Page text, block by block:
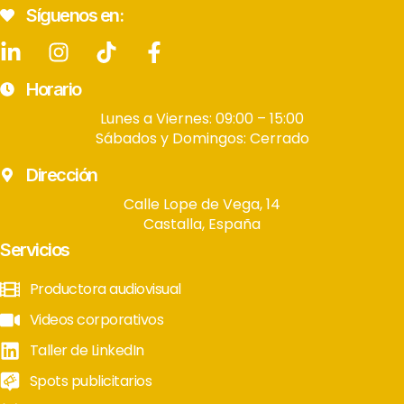
Síguenos en:
Horario
Lunes a Viernes: 09:00 – 15:00
Sábados y Domingos: Cerrado
Dirección
Calle Lope de Vega, 14
Castalla, España
Servicios
Productora audiovisual
Videos corporativos
Taller de LinkedIn
Spots publicitarios